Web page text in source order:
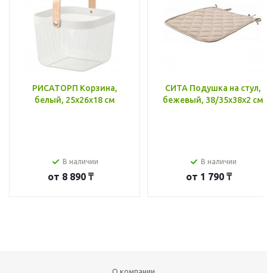
РИСАТОРП Корзина,
белый, 25x26x18 см
В наличии
от 8 890 ₸
СИТА Подушка на стул,
бежевый, 38/35x38x2 см
В наличии
от 1 790 ₸
О компании